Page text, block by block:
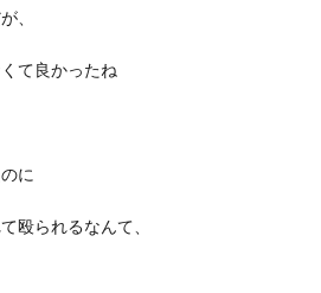
、
て良かったね
に
殴られるなんて、